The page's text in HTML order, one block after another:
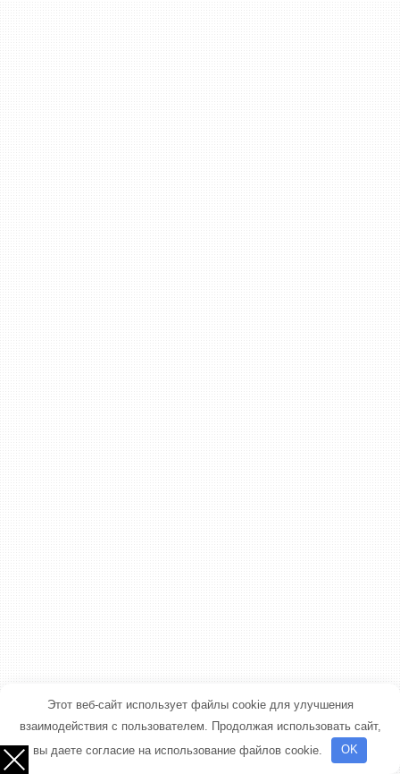
Этот веб-сайт использует файлы cookie для улучшения
взаимодействия с пользователем. Продолжая использовать сайт,
вы даете согласие на использование файлов cookie.
OK